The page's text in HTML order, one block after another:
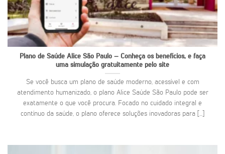
Plano de Saúde Alice São Paulo – Conheça os benefícios, e faça
uma simulação gratuitamente pelo site
Se você busca um plano de saúde moderno, acessível e com
atendimento humanizado, o plano Alice Saúde São Paulo pode ser
exatamente o que você procura. Focado no cuidado integral e
contínuo da saúde, o plano oferece soluções inovadoras para [...]